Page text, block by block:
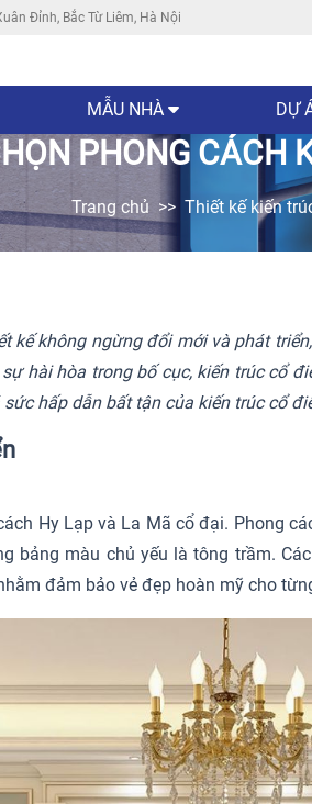
Đỉnh, Bắc Từ Liêm, Hà Nội
MẪU NHÀ DỰ
PHONG CÁCH
Trang chủ Thiết kế kiến
kế không ngừng đổi mới và phát triển,
hài hòa trong bố cục, kiến trúc cổ
hấp dẫn bất tận của kiến trúc cổ
Hy Lạp và La Mã cổ đại. Phong
bảng màu chủ yếu là tông trầm.
đảm bảo vẻ đẹp hoàn mỹ cho